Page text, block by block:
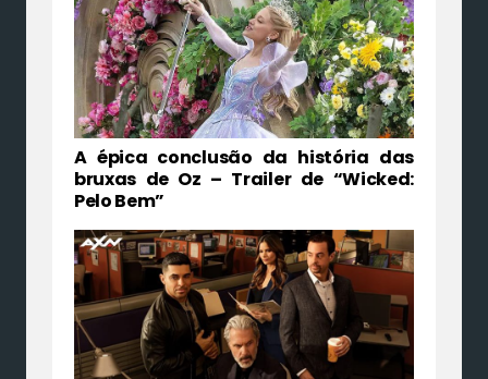
A épica conclusão da história das
bruxas de Oz – Trailer de “Wicked:
Pelo Bem”